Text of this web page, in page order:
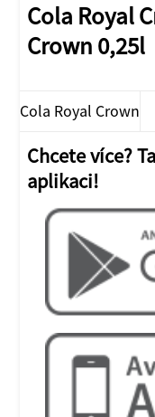
Cola Royal
Crown 0,25l
Cola Royal Crown
0,25l
Chcete více?
aplikaci!